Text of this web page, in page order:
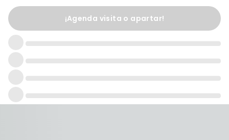
¡Agenda visita o apartar!